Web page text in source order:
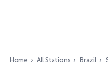
Home All Stations Brazil